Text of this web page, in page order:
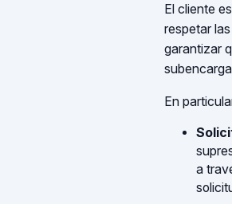
El cliente
respetar
garantizar
En
a